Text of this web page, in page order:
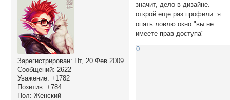
Зарегистрирован: Пт, 20 Фев 2009
Сообщений: 2622
Уважение: +1782
Позитив: +784
Пол: Женский
значит, дело в дизайне.
открой еще раз профили. я
опять ловлю окно "вы не
имеете прав доступа"
0